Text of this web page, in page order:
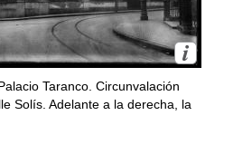
Taranco. Circunvalación
Solís. Adelante a la derecha, la